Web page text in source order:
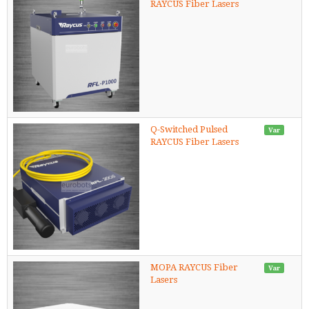
RAYCUS Fiber Lasers
Q-Switched Pulsed
RAYCUS Fiber Lasers
Var
MOPA RAYCUS Fiber
Lasers
Var